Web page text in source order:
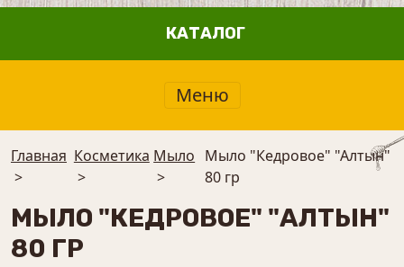
КАТАЛОГ
Меню
Главная
>
Косметика
>
Мыло
>
Мыло "Кедровое" "Алтын"
80 гр
МЫЛО "КЕДРОВОЕ" "АЛТЫН"
80 ГР